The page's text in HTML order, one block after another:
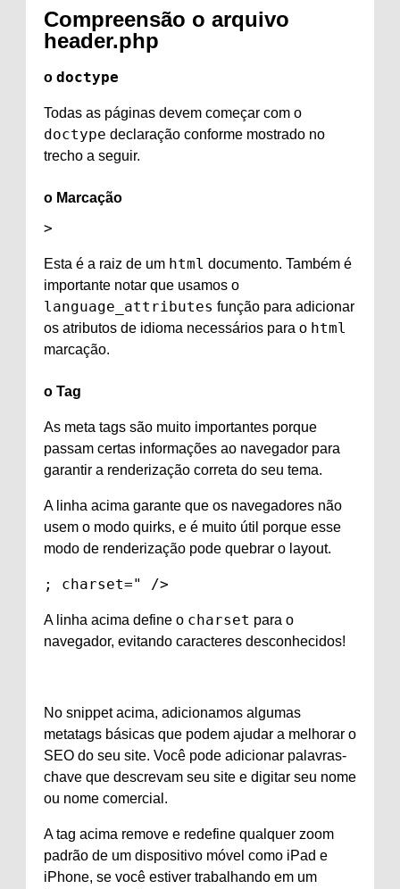
Compreensão o arquivo
header.php
o doctype
Todas as páginas devem começar com o
doctype declaração conforme mostrado no
trecho a seguir.
o Marcação
>
Esta é a raiz de um html documento. Também é
importante notar que usamos o
language_attributes função para adicionar
os atributos de idioma necessários para o html
marcação.
o Tag
As meta tags são muito importantes porque
passam certas informações ao navegador para
garantir a renderização correta do seu tema.
A linha acima garante que os navegadores não
usem o modo quirks, e é muito útil porque esse
modo de renderização pode quebrar o layout.
; charset=" />
A linha acima define o charset para o
navegador, evitando caracteres desconhecidos!
No snippet acima, adicionamos algumas
metatags básicas que podem ajudar a melhorar o
SEO do seu site. Você pode adicionar palavras-
chave que descrevam seu site e digitar seu nome
ou nome comercial.
A tag acima remove e redefine qualquer zoom
padrão de um dispositivo móvel como iPad e
iPhone, se você estiver trabalhando em um